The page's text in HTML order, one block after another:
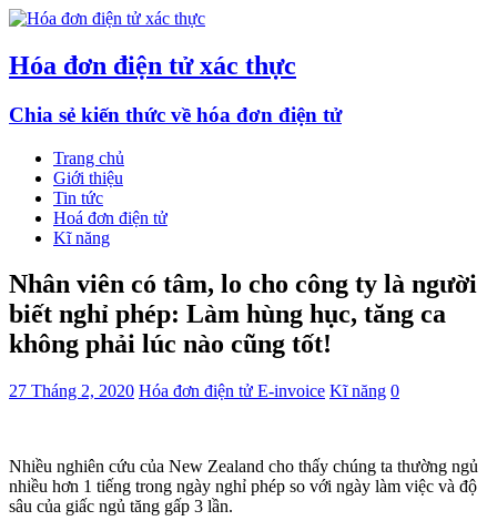
Hóa đơn điện tử xác thực
Chia sẻ kiến thức về hóa đơn điện tử
Trang chủ
Giới thiệu
Tin tức
Hoá đơn điện tử
Kĩ năng
Nhân viên có tâm, lo cho công ty là người
biết nghỉ phép: Làm hùng hục, tăng ca
không phải lúc nào cũng tốt!
27 Tháng 2, 2020 Hóa đơn điện tử E-invoice Kĩ năng 0
Nhiều nghiên cứu của New Zealand cho thấy chúng ta thường ngủ
nhiều hơn 1 tiếng trong ngày nghỉ phép so với ngày làm việc và độ
sâu của giấc ngủ tăng gấp 3 lần.